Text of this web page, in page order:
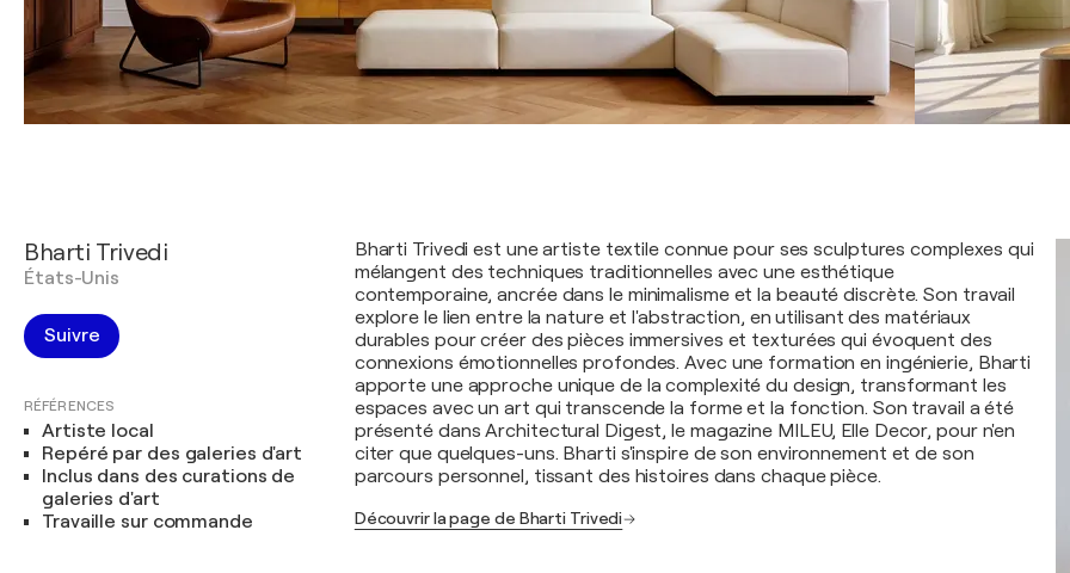
Bharti Trivedi
États-Unis
Suivre
RÉFÉRENCES
Artiste local
Repéré par des galeries d'art
Inclus dans des curations de
galeries d'art
Travaille sur commande
Bharti Trivedi est une artiste textile connue pour ses sculptures complexes qui
mélangent des techniques traditionnelles avec une esthétique
contemporaine, ancrée dans le minimalisme et la beauté discrète. Son travail
explore le lien entre la nature et l'abstraction, en utilisant des matériaux
durables pour créer des pièces immersives et texturées qui évoquent des
connexions émotionnelles profondes. Avec une formation en ingénierie, Bharti
apporte une approche unique de la complexité du design, transformant les
espaces avec un art qui transcende la forme et la fonction. Son travail a été
présenté dans Architectural Digest, le magazine MILEU, Elle Decor, pour n'en
citer que quelques-uns. Bharti s'inspire de son environnement et de son
parcours personnel, tissant des histoires dans chaque pièce.
Découvrir la page de Bharti Trivedi